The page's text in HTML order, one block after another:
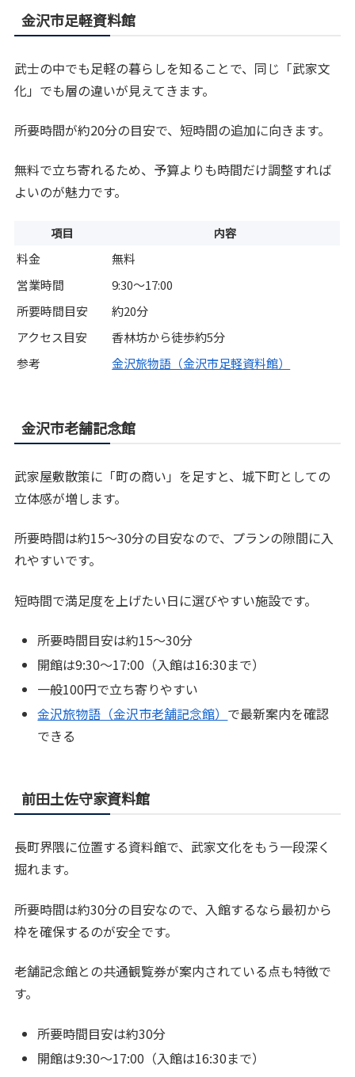
金沢市足軽資料館
武士の中でも足軽の暮らしを知ることで、同じ「武家文
化」でも層の違いが見えてきます。
所要時間が約20分の目安で、短時間の追加に向きます。
無料で立ち寄れるため、予算よりも時間だけ調整すれば
よいのが魅力です。
項目 内容
料金
無料
営業時間
9:30〜17:00
所要時間目安
約20分
アクセス目安
香林坊から徒歩約5分
参考
金沢旅物語（金沢市足軽資料館）
金沢市老舗記念館
武家屋敷散策に「町の商い」を足すと、城下町としての
立体感が増します。
所要時間は約15〜30分の目安なので、プランの隙間に入
れやすいです。
短時間で満足度を上げたい日に選びやすい施設です。
所要時間目安は約15〜30分
開館は9:30〜17:00（入館は16:30まで）
一般100円で立ち寄りやすい
金沢旅物語（金沢市老舗記念館） で最新案内を確認
できる
前田土佐守家資料館
長町界隈に位置する資料館で、武家文化をもう一段深く
掘れます。
所要時間は約30分の目安なので、入館するなら最初から
枠を確保するのが安全です。
老舗記念館との共通観覧券が案内されている点も特徴で
す。
所要時間目安は約30分
開館は9:30〜17:00（入館は16:30まで）